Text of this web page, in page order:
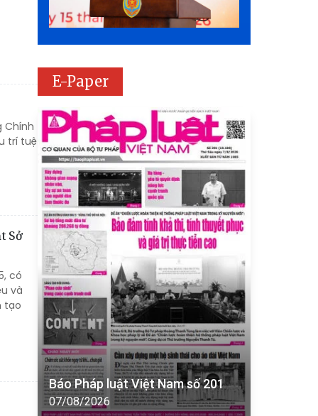
Chính
trí tuệ
Sở
có
và
tạo
E-Paper
Báo Pháp luật Việt Nam số 201
07/08/2026